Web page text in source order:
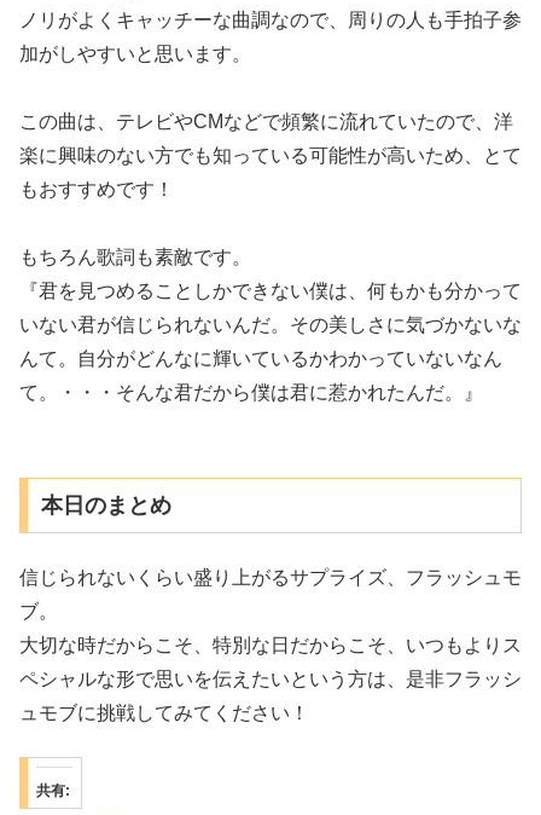
ノリがよくキャッチーな曲調なので、周りの人も手拍子参
加がしやすいと思います。
この曲は、テレビやCMなどで頻繁に流れていたので、洋
楽に興味のない方でも知っている可能性が高いため、とて
もおすすめです！
もちろん歌詞も素敵です。
『君を見つめることしかできない僕は、何もかも分かって
いない君が信じられないんだ。その美しさに気づかないな
んて。自分がどんなに輝いているかわかっていないなん
て。・・・そんな君だから僕は君に惹かれたんだ。』
本日のまとめ
信じられないくらい盛り上がるサプライズ、フラッシュモ
ブ。
大切な時だからこそ、特別な日だからこそ、いつもよりス
ペシャルな形で思いを伝えたいという方は、是非フラッシ
ュモブに挑戦してみてください！
共有: